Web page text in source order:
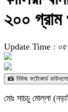
২০০ গ্রাম
Update Time :
📸 নিউজ ফটোকার্ড
মোঃ সাচচু মোল্লা